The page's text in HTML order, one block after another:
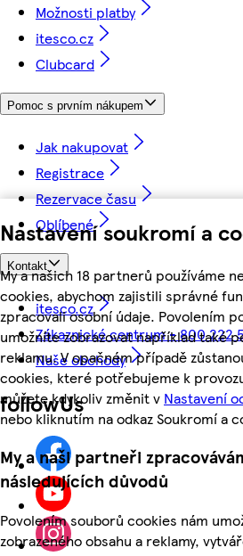
Nastavení soukromí a
My a našich 18 partnerů používáme
cookies, abychom zajistili správné
zpracovali osobní údaje. Povolením
umožníte zobrazovat například také
reklamu. V opačném případě
cookies, které potřebujeme k
můžete kdykoliv změnit v Nastavení
nebo kliknutím na odkaz Soukromí a
My a naši partneři
následujících důvodů
Povolením souborů cookies nám
zobrazeného obsahu a reklamy,
Možnosti platby
itesco.cz
Clubcard
Pomoc s prvním nákupem
Jak nakupovat
Registrace
Rezervace času
Oblíbené
Kontakt
itesco.cz
Zákaznické centrum - 800 222
Naše obchody
followUs